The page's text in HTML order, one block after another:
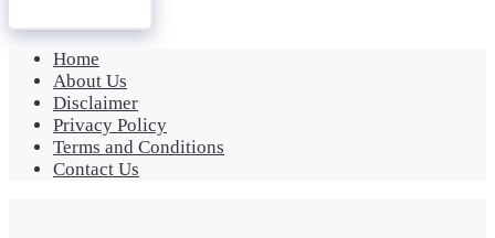
Home
About Us
Disclaimer
Privacy Policy
Terms and Conditions
Contact Us